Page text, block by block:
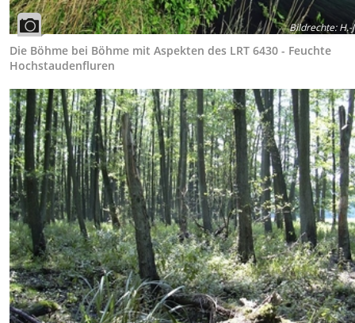
Bildrechte:H.-
Die Böhme bei Böhme mit Aspekten des LRT 6430 - Feuchte
Hochstaudenfluren